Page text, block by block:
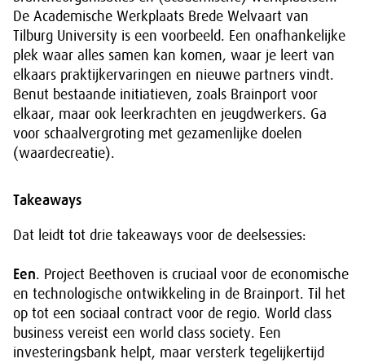
De Academische Werkplaats Brede Welvaart van
Tilburg University is een voorbeeld. Een onafhankelijke
plek waar alles samen kan komen, waar je leert van
elkaars praktijkervaringen en nieuwe partners vindt.
Benut bestaande initiatieven, zoals Brainport voor
elkaar, maar ook leerkrachten en jeugdwerkers. Ga
voor schaalvergroting met gezamenlijke doelen
(waardecreatie).
Takeaways
Dat leidt tot drie takeaways voor de deelsessies:
Een. Project Beethoven is cruciaal voor de economische
en technologische ontwikkeling in de Brainport. Til het
op tot een sociaal contract voor de regio. World class
business vereist een world class society. Een
investeringsbank helpt, maar versterk tegelijkertijd